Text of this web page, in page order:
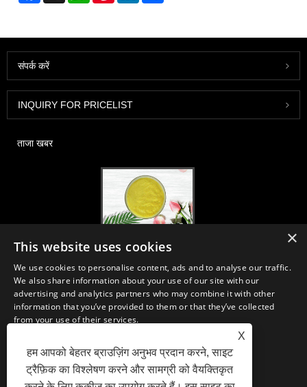
X
हम आपको बेहतर ब्राउज़िंग अनुभव प्रदान करने, साइट
ट्रैफ़िक का विश्लेषण करने और सामग्री को वैयक्तिकृत
संपर्क करें
INQUIRY FOR PRICELIST
ताजा खबर
हम चीन, जापान और कोरिया में स्थित प्राथमिक विनिर्माण सुविधाओं से न्यूट्रास्यूटिकल्स,
सप्लीमेंट्स और फंक्शनल फूड एंड बेवरेज इंडस्ट्रीज के लिए आवश्यक सामग्री और उत्पादों का
विकास, विपणन और वितरण करते हैं, जहां हमारे पास कई वर्षों का अनुभव है और हम बहुत अच्छी
तरह से स्थापित हैं। सोर्सिंग में हमारी विशेषज्ञता और प्रतिष्ठा दुनिया भर में हमारे भागीदारों को
लाभान्वित करती है।
×
This website uses cookies
We use cookies to personalise content, ads and to analyse our traffic.
We also share information about your use of our site with our
advertising and analytics partners who may combine it with other
information that you’ve provided to them or that they’ve collected
from your use of their services.
PERFORMANCE
TARGETING FUNCTIONALITY